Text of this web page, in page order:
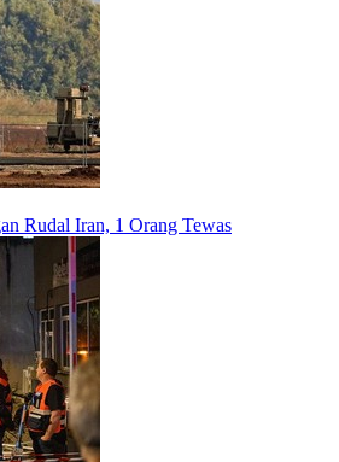
Rudal Iran, 1 Orang Tewas